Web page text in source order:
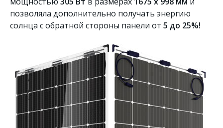
позволяла дополнительно получать энергию
солнца с обратной стороны панели от 5 до 25%!